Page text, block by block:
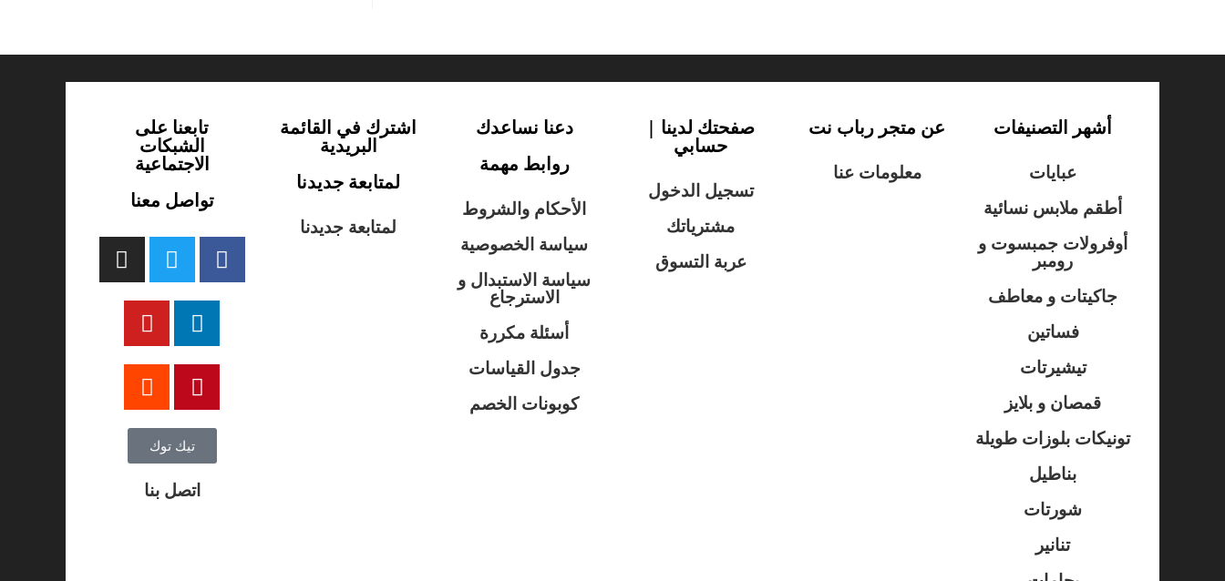
أشهر التصنيفات
عبايات
أطقم ملابس نسائية
أوفرولات جمبسوت و
رومبر
جاكيتات و معاطف
فساتين
تيشيرتات
قمصان و بلايز
تونيكات بلوزات طويلة
بناطيل
شورتات
تنانير
عن متجر رباب نت
معلومات عنا
صفحتك لدينا |
حسابي
تسجيل الدخول
مشترياتك
عربة التسوق
دعنا نساعدك
روابط مهمة
الأحكام والشروط
سياسة الخصوصية
سياسة الاستبدال و
الاسترجاع
أسئلة مكررة
جدول القياسات
كوبونات الخصم
اشترك في القائمة
البريدية
لمتابعة جديدنا
لمتابعة جديدنا
تابعنا على
الشبكات
الاجتماعية
تواصل معنا
تيك توك
اتصل بنا